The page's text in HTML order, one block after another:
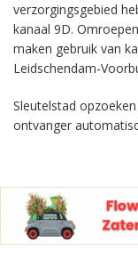
verzorgingsgebied
kanaal 9D.
maken gebruik van
Leidschendam-
Sleutelstad
ontvanger